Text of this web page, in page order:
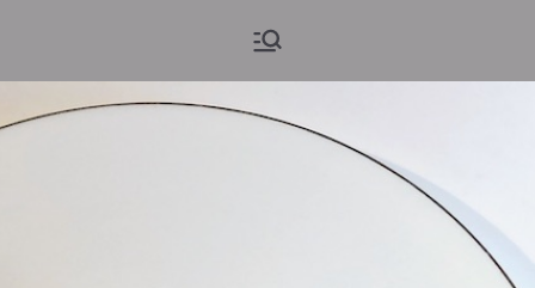
ブルーム・
アンド・グ
ロウ
旅と花、そしてヨーロッパウ
ェディング